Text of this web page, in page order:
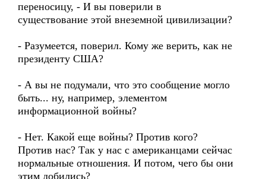
переносицу, - И вы поверили в
существование этой внеземной цивилизации?
- Разумеется, поверил. Кому же верить, как не
президенту США?
- А вы не подумали, что это сообщение могло
быть... ну, например, элементом
информационной войны?
- Нет. Какой еще войны? Против кого?
Против нас? Так у нас с американцами сейчас
нормальные отношения. И потом, чего бы они
этим добились?